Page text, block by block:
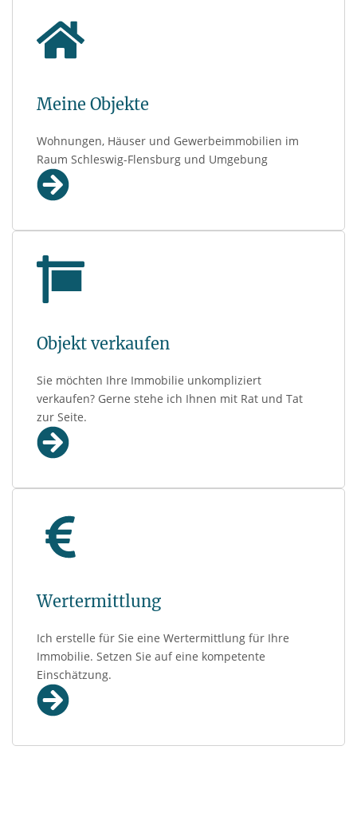
Meine Objekte
Wohnungen, Häuser und Gewerbeimmobilien im
Raum Schleswig-Flensburg und Umgebung
Objekt verkaufen
Sie möchten Ihre Immobilie unkompliziert
verkaufen? Gerne stehe ich Ihnen mit Rat und Tat
zur Seite.
Wertermittlung
Ich erstelle für Sie eine Wertermittlung für Ihre
Immobilie. Setzen Sie auf eine kompetente
Einschätzung.